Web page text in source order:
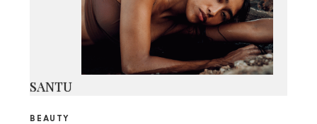
SANTU
BEAUTY